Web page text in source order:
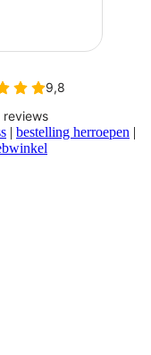
| bestelling herroepen |